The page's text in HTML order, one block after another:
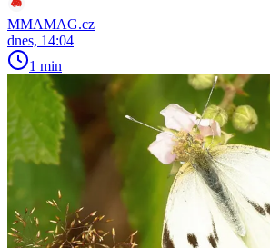
MMAMAG.cz
dnes, 14:04
1 min